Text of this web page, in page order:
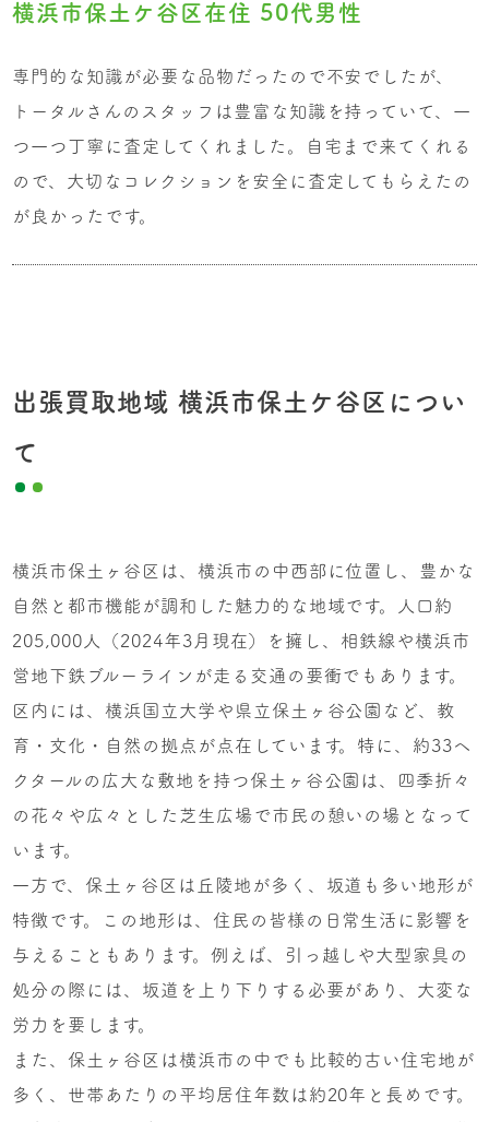
横浜市保土ケ谷区在住 50代男性
専門的な知識が必要な品物だったので不安でしたが、
トータルさんのスタッフは豊富な知識を持っていて、一
つ一つ丁寧に査定してくれました。自宅まで来てくれる
ので、大切なコレクションを安全に査定してもらえたの
が良かったです。
出張買取地域 横浜市保土ケ谷区につい
て
横浜市保土ヶ谷区は、横浜市の中西部に位置し、豊かな
自然と都市機能が調和した魅力的な地域です。人口約
205,000人（2024年3月現在）を擁し、相鉄線や横浜市
営地下鉄ブルーラインが走る交通の要衝でもあります。
区内には、横浜国立大学や県立保土ヶ谷公園など、教
育・文化・自然の拠点が点在しています。特に、約33ヘ
クタールの広大な敷地を持つ保土ヶ谷公園は、四季折々
の花々や広々とした芝生広場で市民の憩いの場となって
います。
一方で、保土ヶ谷区は丘陵地が多く、坂道も多い地形が
特徴です。この地形は、住民の皆様の日常生活に影響を
与えることもあります。例えば、引っ越しや大型家具の
処分の際には、坂道を上り下りする必要があり、大変な
労力を要します。
また、保土ヶ谷区は横浜市の中でも比較的古い住宅地が
多く、世帯あたりの平均居住年数は約20年と長めです。